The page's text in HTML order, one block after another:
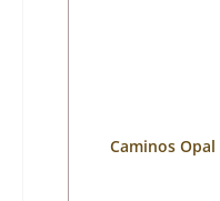
Caminos